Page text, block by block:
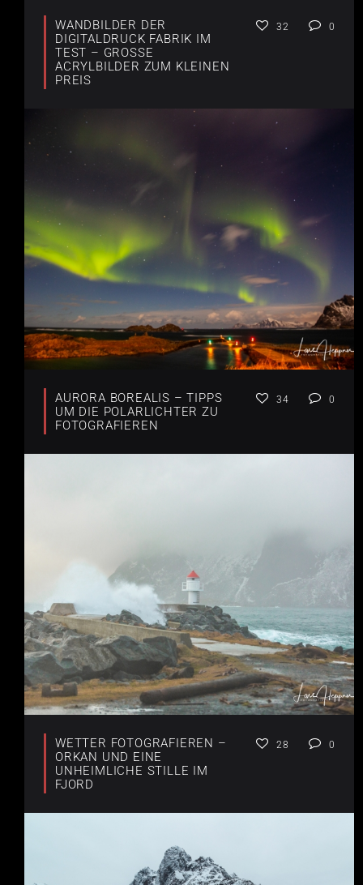
WANDBILDER DER
DIGITALDRUCK FABRIK IM
TEST – GROSSE A
CRYLBILDER ZUM KLEINEN P
REIS
32 0
AURORA BOREALIS – TIPPS
UM DIE POLARLICHTER ZU
FOTOGRAFIEREN
34 0
WETTER FOTOGRAFIEREN –
ORKAN UND EINE
UNHEIMLICHE STILLE IM
FJORD
28 0